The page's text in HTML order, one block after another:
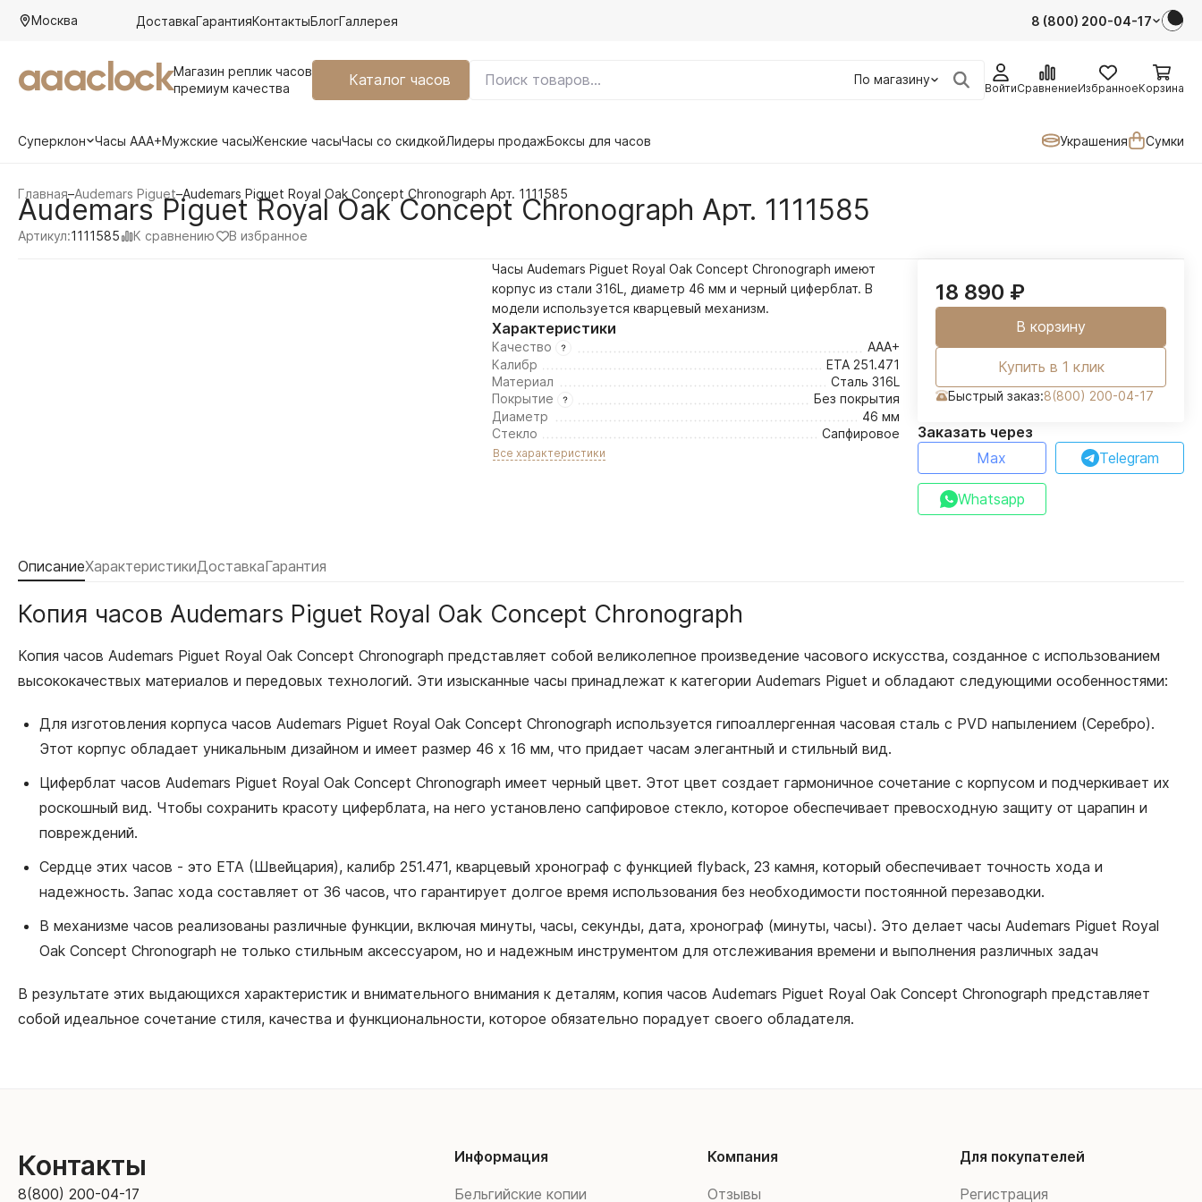
Москва ДоставкаГарантияКонтактыБлогГаллерея 8 (800) 200-04-17
aaaclockМагазин реплик часов
премиум качества
Каталог часов По магазину
ВойтиСравнениеИзбранноеКорзина
Суперклон Часы AAA+Мужские часыЖенские часыЧасы со скидкойЛидеры продажБоксы для часов Украшения Сумки
Главная–Audemars Piguet–Audemars Piguet Royal Oak Concept Chronograph Арт. 1111585
Audemars Piguet Royal Oak Concept Chronograph Арт. 1111585
Артикул:1111585 К сравнению В избранное
Часы Audemars Piguet Royal Oak Concept Chronograph имеют
корпус из стали 316L, диаметр 46 мм и черный циферблат. В
модели используется кварцевый механизм.
Характеристики
Качество
AAA+
Калибр
ETA 251.471
Материал
Сталь 316L
Покрытие
Без покрытия
Диаметр
46 мм
Стекло
Сапфировое
Все характеристики
18 890 ₽
В корзину
Купить в 1 клик
Быстрый заказ:8(800) 200-04-17
Заказать через
Max
Telegram
Whatsapp
ОписаниеХарактеристикиДоставкаГарантия
Копия часов Audemars Piguet Royal Oak Concept Chronograph
Копия часов Audemars Piguet Royal Oak Concept Chronograph представляет собой великолепное произведение часового искусства, созданное с использованием
высококачествых материалов и передовых технологий. Эти изысканные часы принадлежат к категории Audemars Piguet и обладают следующими особенностями:
Для изготовления корпуса часов Audemars Piguet Royal Oak Concept Chronograph используется гипоаллергенная часовая сталь с PVD напылением (Серебро).
Этот корпус обладает уникальным дизайном и имеет размер 46 x 16 мм, что придает часам элегантный и стильный вид.
Циферблат часов Audemars Piguet Royal Oak Concept Chronograph имеет черный цвет. Этот цвет создает гармоничное сочетание с корпусом и подчеркивает их
роскошный вид. Чтобы сохранить красоту циферблата, на него установлено сапфировое стекло, которое обеспечивает превосходную защиту от царапин и
повреждений.
Сердце этих часов - это ETA (Швейцария), калибр 251.471, кварцевый хронограф с функцией flyback, 23 камня, который обеспечивает точность хода и
надежность. Запас хода составляет от 36 часов, что гарантирует долгое время использования без необходимости постоянной перезаводки.
В механизме часов реализованы различные функции, включая минуты, часы, секунды, дата, хронограф (минуты, часы). Это делает часы Audemars Piguet Royal
Oak Concept Chronograph не только стильным аксессуаром, но и надежным инструментом для отслеживания времени и выполнения различных задач
В результате этих выдающихся характеристик и внимательного внимания к деталям, копия часов Audemars Piguet Royal Oak Concept Chronograph представляет
собой идеальное сочетание стиля, качества и функциональности, которое обязательно порадует своего обладателя.
Контакты
8(800) 200-04-17
Информация
Бельгийские копии
Компания
Отзывы
Для покупателей
Регистрация